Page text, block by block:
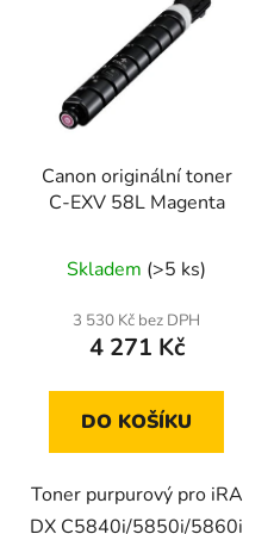
Canon originální toner
C-EXV 58L Magenta
Skladem (>5 ks)
3 530 Kč bez DPH
4 271 Kč
DO KOŠÍKU
Toner purpurový pro iRA
DX C5840i/5850i/5860i